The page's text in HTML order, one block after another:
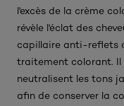
l'excès de la crème
révèle l'éclat des
capillaire anti-reflets
traitement colorant.
neutralisent les tons
afin de conserver la